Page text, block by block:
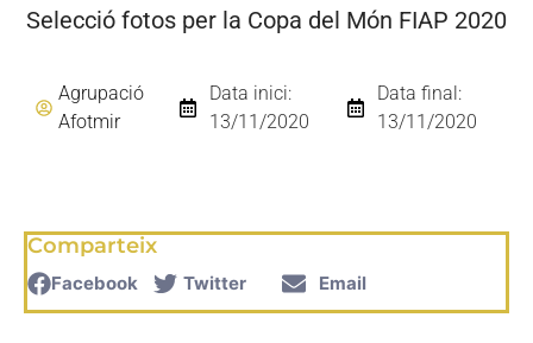
Selecció fotos per la Copa del Món FIAP 2020
Agrupació
Afotmir
Data inici:
13/11/2020
Data final:
13/11/2020
Comparteix
Facebook Twitter Email